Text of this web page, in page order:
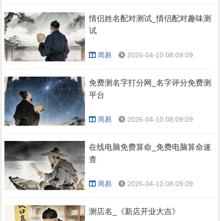
情侣姓名配对测试_情侣配对趣味测
试
周易 2026-04-10 08:09:09
免费测名字打分网_名字评分免费测
平台
周易 2026-04-10 08:09:09
在线电脑免费算命_免费电脑算命速
查
周易 2026-04-10 08:09:09
测店名_《新店开业大吉》